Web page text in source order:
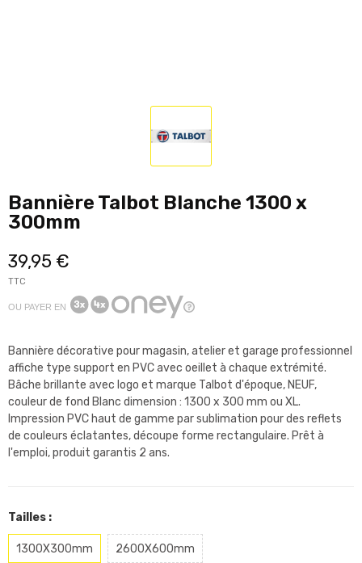
Bannière Talbot Blanche 1300 x
300mm
39,95 €
TTC
OU PAYER EN
Bannière décorative pour magasin, atelier et garage professionnel
affiche type support en PVC avec oeillet à chaque extrémité.
Bâche brillante avec logo et marque Talbot d'époque, NEUF,
couleur de fond Blanc dimension : 1300 x 300 mm ou XL.
Impression PVC haut de gamme par sublimation pour des reflets
de couleurs éclatantes, découpe forme rectangulaire. Prêt à
l'emploi, produit garantis 2 ans.
Tailles :
1300X300mm 2600X600mm